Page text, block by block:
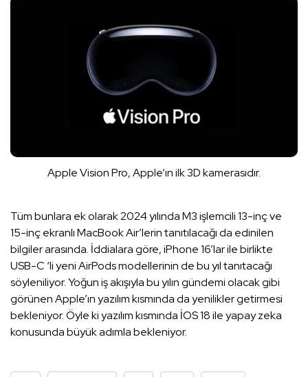
Apple Vision Pro, Apple’ın ilk 3D kamerasıdır.
Tüm bunlara ek olarak 2024 yılında M3 işlemcili 13-inç ve
15-inç ekranlı MacBook Air’lerin tanıtılacağı da edinilen
bilgiler arasında. İddialara göre, iPhone 16’lar ile birlikte
USB-C ‘li yeni AirPods modellerinin de bu yıl tanıtacağı
söyleniliyor. Yoğun iş akışıyla bu yılın gündemi olacak gibi
görünen Apple’ın yazılım kısmında da yenilikler getirmesi
bekleniyor. Öyle ki yazılım kısmında İOS 18 ile yapay zeka
konusunda büyük adımla bekleniyor.